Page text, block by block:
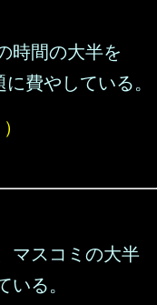
時間の大半を
費やしている。
）
マスコミの大半
いる。